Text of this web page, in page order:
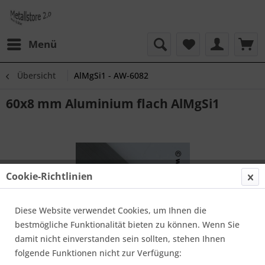
Menü
Übersicht AlMgSi1 - AW-6082
60x8 mm Aluminium flach AlMgSi1
Cookie-Richtlinien
Diese Website verwendet Cookies, um Ihnen die
bestmögliche Funktionalität bieten zu können. Wenn Sie
damit nicht einverstanden sein sollten, stehen Ihnen
folgende Funktionen nicht zur Verfügung: